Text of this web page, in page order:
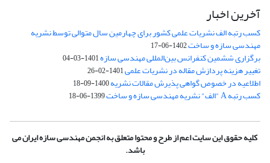
آخرین اخبار
کسب رتبه الف نشریات علمی کشور برای چهارمین سال متوالی توسط نشریه
مهندسی سازه و ساخت1402-06-17
برگزاری ششمین کنفرانس بین‌المللی مهندسی سازه1401-03-04
تغییر هزینه پردازش مقاله در نشریات علمی1401-02-26
اطلاعیه در خصوص گواهی پذیرش مقالات نشریه1400-09-18
کسب رتبه A "الف" نشریه مهندسی سازه و ساخت 1399-06-18
کلیه حقوق این سایت اعم از طرح و محتوا متعلق به انجمن مهندسی سازه ایران می
باشد.